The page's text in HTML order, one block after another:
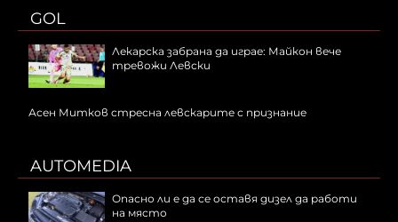
GOL
Лекарска забрана да играе: Майкон вече
тревожи Левски
Асен Митков стресна левскарите с признание
AUTOMEDIA
Опасно ли е да се оставя дизел да работи
на място